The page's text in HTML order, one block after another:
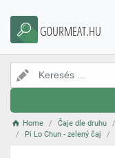
GOURMEAT.HU
Home Čaje dle druhu
Pi Lo Chun - zelený čaj